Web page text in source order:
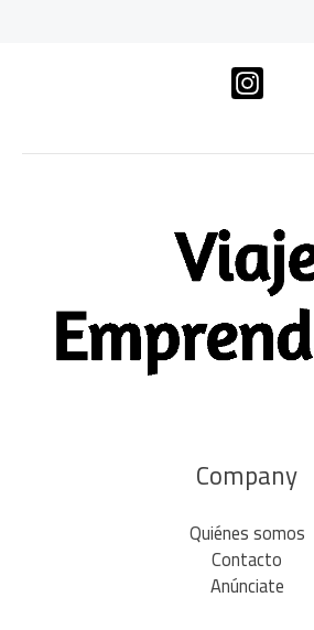
Company
Quiénes somos
Contacto
Anúnciate